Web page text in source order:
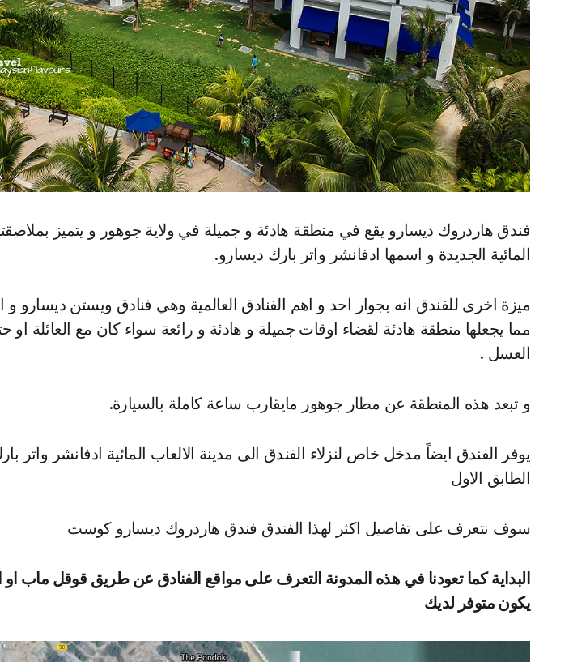
فندق هاردروك ديسارو يقع في منطقة هادئة و جميلة في ولاية جوهور و يتميز
المائية الجديدة و اسمها ادفانشر واتر بارك ديسارو.
ميزة اخرى للفندق انه بجوار احد و اهم الفنادق العالمية وهي فنادق ويستن ديسارو و
مما يجعلها منطقة هادئة لقضاء اوقات جميلة و هادئة و رائعة سواء كان مع العائلة او
العسل .
و تبعد هذه المنطقة عن مطار جوهور مايقارب ساعة كاملة بالسيارة.
يوفر الفندق ايضاً مدخل خاص لنزلاء الفندق الى مدينة الالعاب المائية ادفانشر واتر
الطابق الاول
سوف نتعرف على تفاصيل اكثر لهذا الفندق فندق هاردروك ديسارو كوست
البداية كما تعودنا في هذه المدونة التعرف على مواقع الفنادق عن طريق قوقل ماب
يكون متوفر لديك